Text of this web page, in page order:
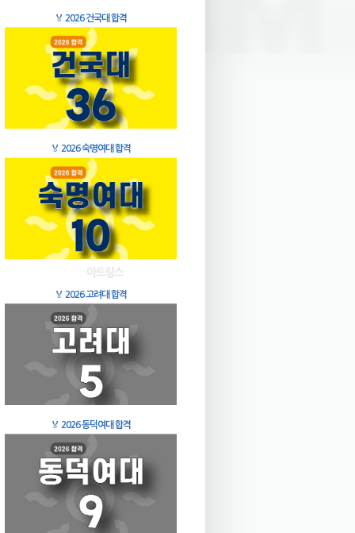
🏅 2026 건국대 합격
🏅 2026 숙명여대 합격
🏅 2026 고려대 합격
🏅 2026 동덕여대 합격